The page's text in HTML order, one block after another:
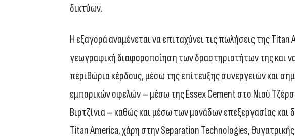
δικτύων.
Η εξαγορά αναμένεται να επιταχύνει τις πωλήσεις της Titan
γεωγραφική διαφοροποίηση των δραστηριοτήτων της και
περιθώρια κέρδους, μέσω της επίτευξης συνεργειών και
εμπορικών οφελών – μέσω της Essex Cement στο Νιού
Βιρτζίνια – καθώς και μέσω των μονάδων επεξεργασίας και
Titan America, χάρη στην Separation Technologies,